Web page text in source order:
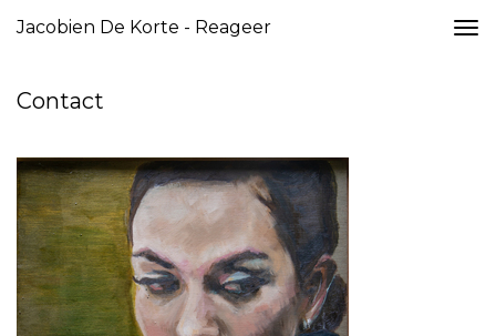
Jacobien De Korte - Reageer
Contact